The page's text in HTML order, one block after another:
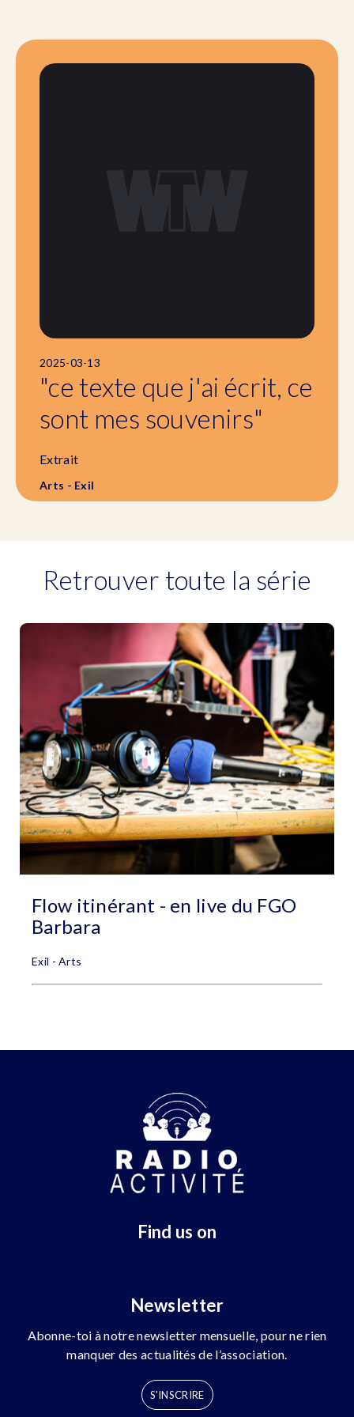
2025-03-13
"ce texte que j'ai écrit, ce
sont mes souvenirs"
Extrait
Arts - Exil
Retrouver toute la série
Flow itinérant - en live du FGO
Barbara
Exil - Arts
Find us on
Newsletter
Abonne-toi à notre newsletter mensuelle, pour ne rien
manquer des actualités de l’association.
S'INSCRIRE